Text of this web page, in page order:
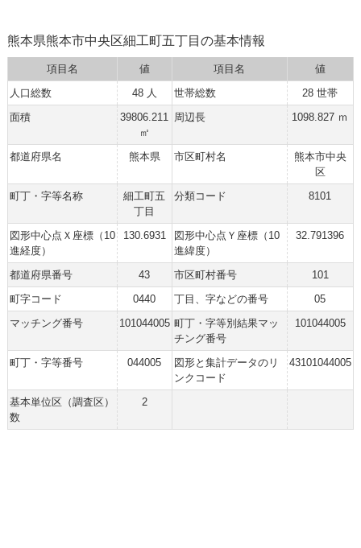
熊本県熊本市中央区細工町五丁目の基本情報
項目名 値 項目名
値
人口総数
48 人 世帯総数
28 世帯
面積
39806.211
㎡
周辺長 1098.827 ｍ
都道府県名 熊本県 市区町村名
熊本市中央
区
町丁・字等名称
細工町五
丁目
分類コード 8101
図形中心点Ｘ座標（10
進経度）
130.6931
図形中心点Ｙ座標（10
進緯度）
32.791396
都道府県番号 43 市区町村番号
101
町字コード
0440 丁目、字などの番号
05
マッチング番号
101044005 町丁・字等別結果マッ
チング番号
101044005
町丁・字等番号 044005
図形と集計データのリ
ンクコード
43101044005
基本単位区（調査区）
数
2